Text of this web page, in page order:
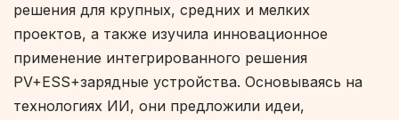
решения для крупных, средних и мелких
проектов, а также изучила инновационное
применение интегрированного решения
PV+ESS+зарядные устройства. Основываясь на
технологиях ИИ, они предложили идеи,